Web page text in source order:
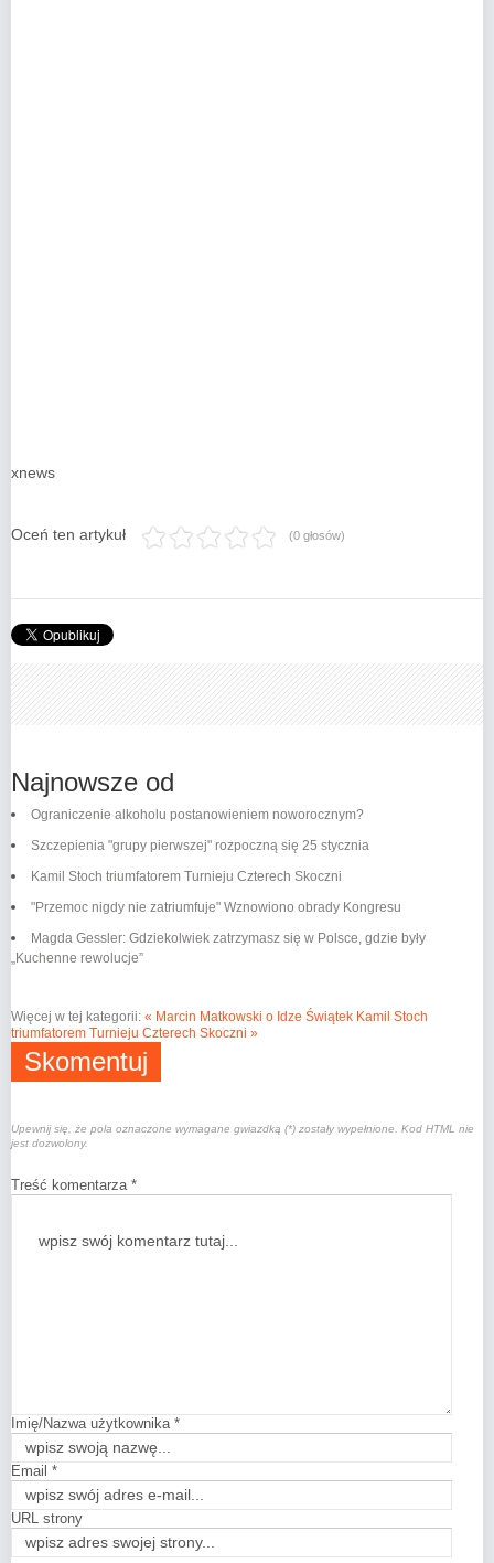
xnews
Oceń ten artykuł (0 głosów)
Najnowsze od
Ograniczenie alkoholu postanowieniem noworocznym?
Szczepienia "grupy pierwszej" rozpoczną się 25 stycznia
Kamil Stoch triumfatorem Turnieju Czterech Skoczni
"Przemoc nigdy nie zatriumfuje" Wznowiono obrady Kongresu
Magda Gessler: Gdziekolwiek zatrzymasz się w Polsce, gdzie były
„Kuchenne rewolucje”
Więcej w tej kategorii: « Marcin Matkowski o Idze Świątek Kamil Stoch
triumfatorem Turnieju Czterech Skoczni »
Skomentuj
Upewnij się, że pola oznaczone wymagane gwiazdką (*) zostały wypełnione. Kod HTML nie
jest dozwolony.
Treść komentarza *
Imię/Nazwa użytkownika *
Email *
URL strony